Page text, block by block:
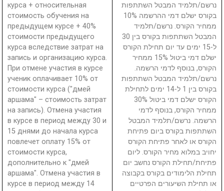
курса + относительная
стоимость обучения на
предыдущем курсе + 40%
стоимости предыдущего
курса вследствие затрат на
запись и организацию курса.
При отмене участия в курсе
ученик оплачивает 10% от
стоимости курса ("дмей
аршама" – стоимость затрат
на запись). Отмена участия
в курсе в период между 30 и
15 днями до начала курса
повлечет оплату 15% от
стоимости курса,
дополнительно к "дмей
аршама". Отмена участия в
курсе в период между 14
נרשם/תלמיד המבטל השתתפות
בקורס ישלם דמי ההרשמה 10%
ממחיר הקורס. נרשם/תלמיד
המבטל השתתפות בקורס בין 30
ל-15 ימים עד יום תחילת הקורס
ישלם דמי ביטול 15% ממחיר
הקורס, בנוסף לדמי הרשמה.
נרשם/תלמיד המבטל השתתפות
בקורס בין 1 ל-14 ימים לתחילת
הקורס ישלם דמי ביטול 30%
ממחיר הקורס, בנוסף לדמי
הרשמה. נרשם/תלמיד המבטל
השתתפות בקורס ביום פתיחת
הקורס או לאחר פתיחת הקורס
יחויב במלוא מחיר הקורס. ליום
פתיחת/תחילת הקורס נחשב יום
תחילת הלימודים בקורס בקבוצה
או תחילת השיעורים הפרטיים